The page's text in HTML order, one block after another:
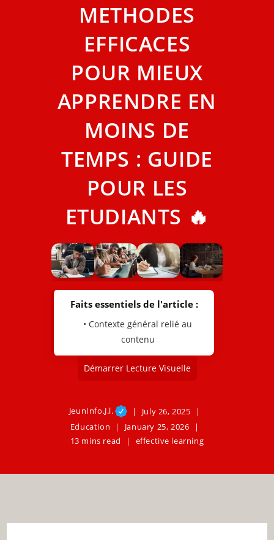
METHODES
EFFICACES
POUR MIEUX
APPRENDRE EN
MOINS DE
TEMPS : GUIDE
POUR LES
ETUDIANTS 🔥
Faits essentiels de l'article :
• Contexte général relié au
contenu
Démarrer Lecture Visuelle
JeunInfo.J.l.
July 26, 2025
Education
January 25, 2026
13 mins read
effective learning